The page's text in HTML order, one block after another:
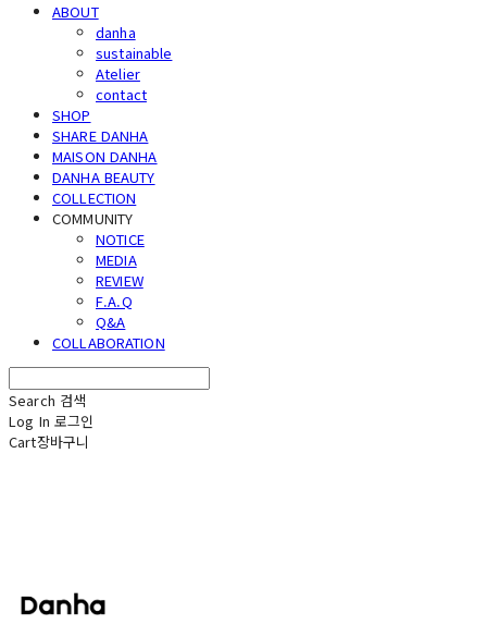
ABOUT
danha
sustainable
Atelier
contact
SHOP
SHARE DANHA
MAISON DANHA
DANHA BEAUTY
COLLECTION
COMMUNITY
NOTICE
MEDIA
REVIEW
F.A.Q
Q&A
COLLABORATION
Search 검색
Log In 로그인
Cart장바구니